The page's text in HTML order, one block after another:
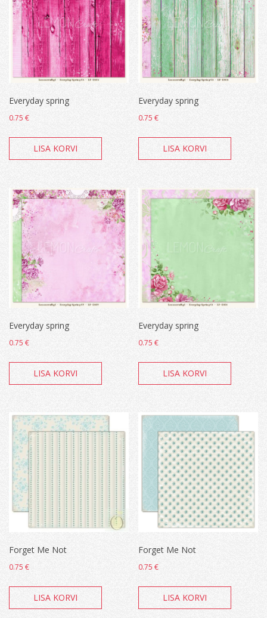
Everyday spring
0.75 €
LISA KORVI
Everyday spring
0.75€
LISA KORVI
Everyday spring
0.75 €
LISA KORVI
Everyday spring
0.75€
LISA KORVI
Forget Me Not
0.75 €
LISA KORVI
Forget Me Not
0.75€
LISA KORVI